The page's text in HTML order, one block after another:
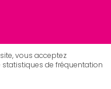
vous acceptez
de fréquentation